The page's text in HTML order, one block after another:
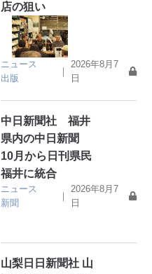
店の狙い
ニュース
出版
｜
2026年8月7
日
中日新聞社 福井
県内の中日新聞
10月から日刊県民
福井に統合
ニュース
新聞
｜
2026年8月7
日
山梨日日新聞社 山